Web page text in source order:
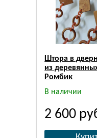
Штора в
из
Ромбик
В наличии
2 600